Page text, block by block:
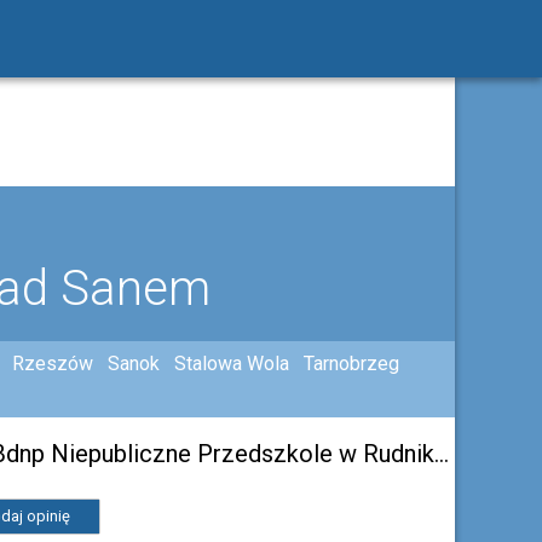
Sanem
Rzeszów Sanok Stalowa Wola Tarnobrzeg
Ochronka Zgromadzenia Sióstr Służebniczek Bdnp Niepubliczne Przedszkole w Rudniku nad Sanem
opinię